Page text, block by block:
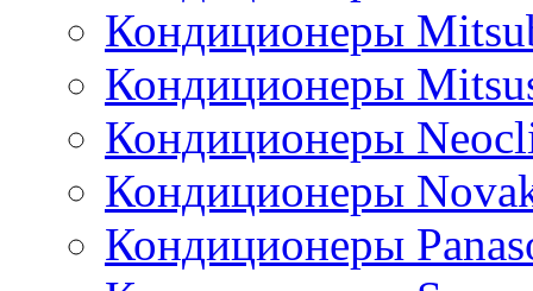
Кондиционеры
Кондиционеры
Кондиционеры
Кондиционеры
Кондиционеры